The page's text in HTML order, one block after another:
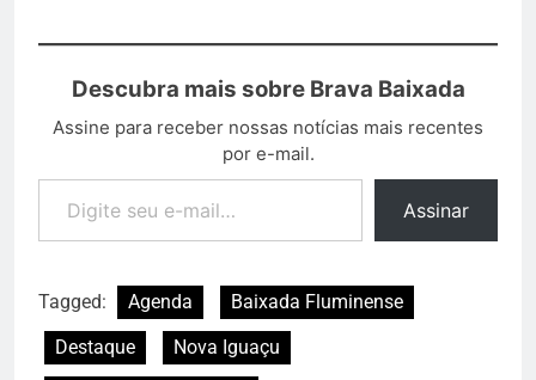
Descubra mais sobre Brava Baixada
Assine para receber nossas notícias mais recentes
por e-mail.
Assinar
Tagged: Agenda
Baixada Fluminense
Destaque
Nova Iguaçu